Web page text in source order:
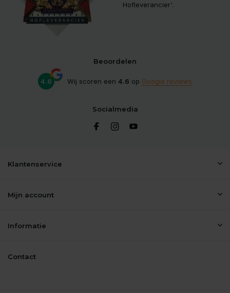
Hofleverancier'.
Beoordelen
4.6 Wij scoren een 4.6 op Google reviews
Socialmedia
Klantenservice
Mijn account
Informatie
Contact